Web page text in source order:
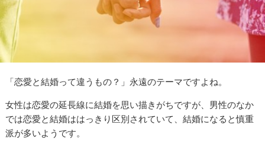
「恋愛と結婚って違うもの？」永遠のテーマですよね。
女性は恋愛の延長線に結婚を思い描きがちですが、男性のなか
では恋愛と結婚ははっきり区別されていて、結婚になると慎重
派が多いようです。